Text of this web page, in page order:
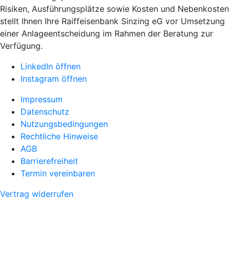
Risiken, Ausführungsplätze sowie Kosten und Nebenkosten
stellt Ihnen Ihre Raiffeisenbank Sinzing eG vor Umsetzung
einer Anlageentscheidung im Rahmen der Beratung zur
Verfügung.
LinkedIn öffnen
Instagram öffnen
Impressum
Datenschutz
Nutzungsbedingungen
Rechtliche Hinweise
AGB
Barrierefreiheit
Termin vereinbaren
Vertrag widerrufen